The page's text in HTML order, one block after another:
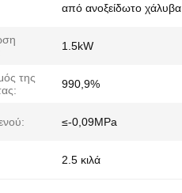
από ανοξείδωτο χάλυβα
1.5kW
της
990,9%
≤-0,09MPa
2.5 κιλά